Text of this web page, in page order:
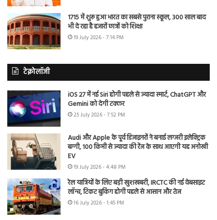
1715 में शुरू हुआ भारत का सबसे पुराना स्कूल, 300 साल बाद
भी दे रहा है हजारों छात्रों को शिक्षा
19 July 2026 - 7:14 PM
टेक्नोलॉजी
iOS 27 में नई Siri होगी पहले से ज्यादा स्मार्ट, ChatGPT और
Gemini को देगी टक्कर
25 July 2026 - 7:52 PM
Audi और Apple के पूर्व डिजाइनरों ने बनाई लग्जरी इलेक्ट्रिक
बग्गी, 100 किमी से ज्यादा की रेंज के साथ आएगी यह अनोखी
EV
19 July 2026 - 4:48 PM
रेल यात्रियों के लिए बड़ी खुशखबरी, IRCTC की नई वेबसाइट
लॉन्च, टिकट बुकिंग होगी पहले से आसान और तेज
16 July 2026 - 1:45 PM